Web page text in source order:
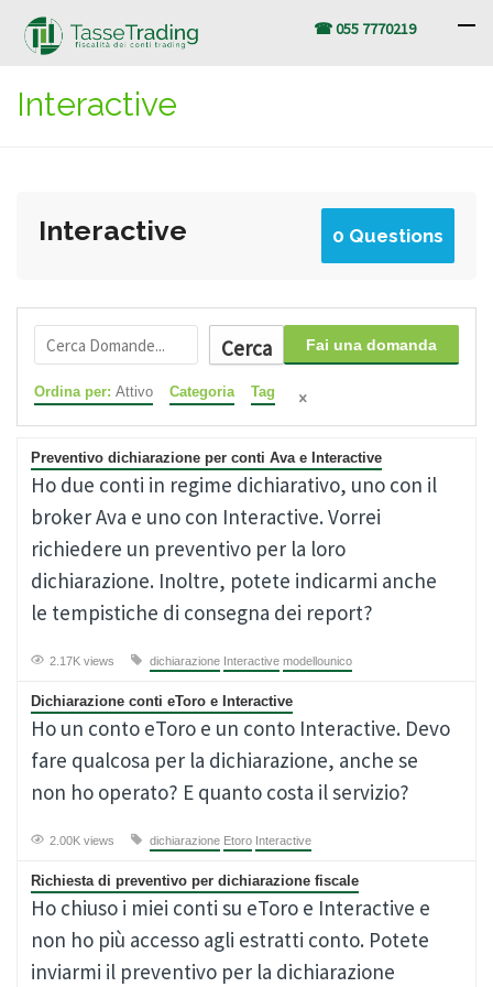
☎ 055 7770219
Interactive
Interactive 0 Questions
Fai una domanda
Cerca
Ordina per: Attivo Categoria Tag
Preventivo dichiarazione per conti Ava e Interactive
Ho due conti in regime dichiarativo, uno con il
broker Ava e uno con Interactive. Vorrei
richiedere un preventivo per la loro
dichiarazione. Inoltre, potete indicarmi anche
le tempistiche di consegna dei report?
2.17K views dichiarazione Interactive modellounico
Dichiarazione conti eToro e Interactive
Ho un conto eToro e un conto Interactive. Devo
fare qualcosa per la dichiarazione, anche se
non ho operato? E quanto costa il servizio?
2.00K views dichiarazione Etoro Interactive
Richiesta di preventivo per dichiarazione fiscale
Ho chiuso i miei conti su eToro e Interactive e
non ho più accesso agli estratti conto. Potete
inviarmi il preventivo per la dichiarazione